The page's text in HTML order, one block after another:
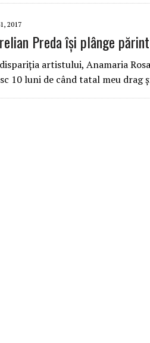
2017
Preda își plânge
artistului, Anamaria
10 luni de când tatal meu